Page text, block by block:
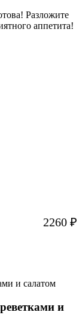
Разложите
аппетита!
2260 ₽
и